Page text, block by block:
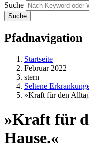
Suche
Suche
Pfadnavigation
Startseite
Februar 2022
stern
Seltene
»Kraft für den
»Kraft für
Hause.«